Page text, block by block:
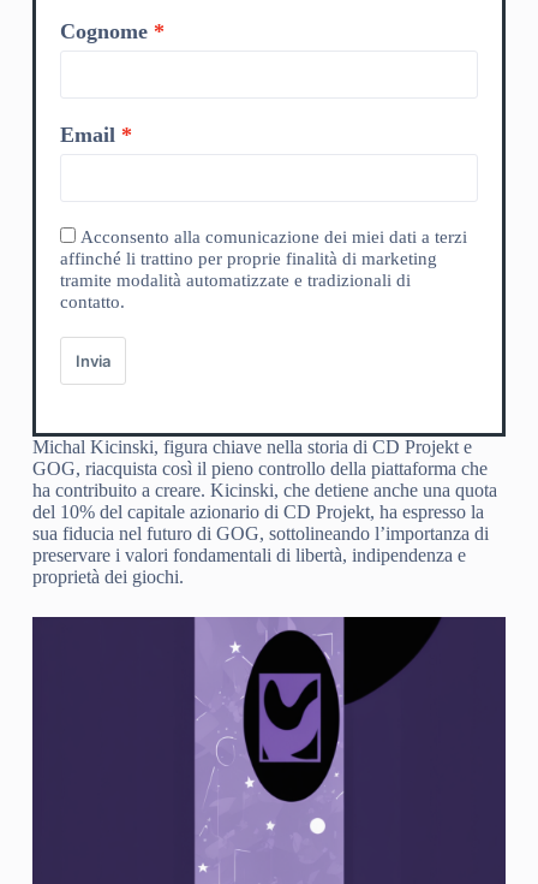
Cognome
Email
Acconsento alla comunicazione dei miei dati a terzi
affinché li trattino per proprie finalità di marketing
tramite modalità automatizzate e tradizionali di
contatto.
Invia
Michal Kicinski, figura chiave nella storia di CD Projekt e
GOG, riacquista così il pieno controllo della piattaforma che
ha contribuito a creare. Kicinski, che detiene anche una quota
del 10% del capitale azionario di CD Projekt, ha espresso la
sua fiducia nel futuro di GOG, sottolineando l’importanza di
preservare i valori fondamentali di libertà, indipendenza e
proprietà dei giochi.